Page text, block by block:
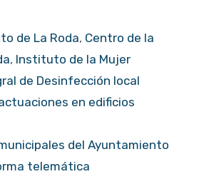
de La Roda, Centro de la
, Instituto de la Mujer
de Desinfección local
en edificios
del Ayuntamiento
telemática